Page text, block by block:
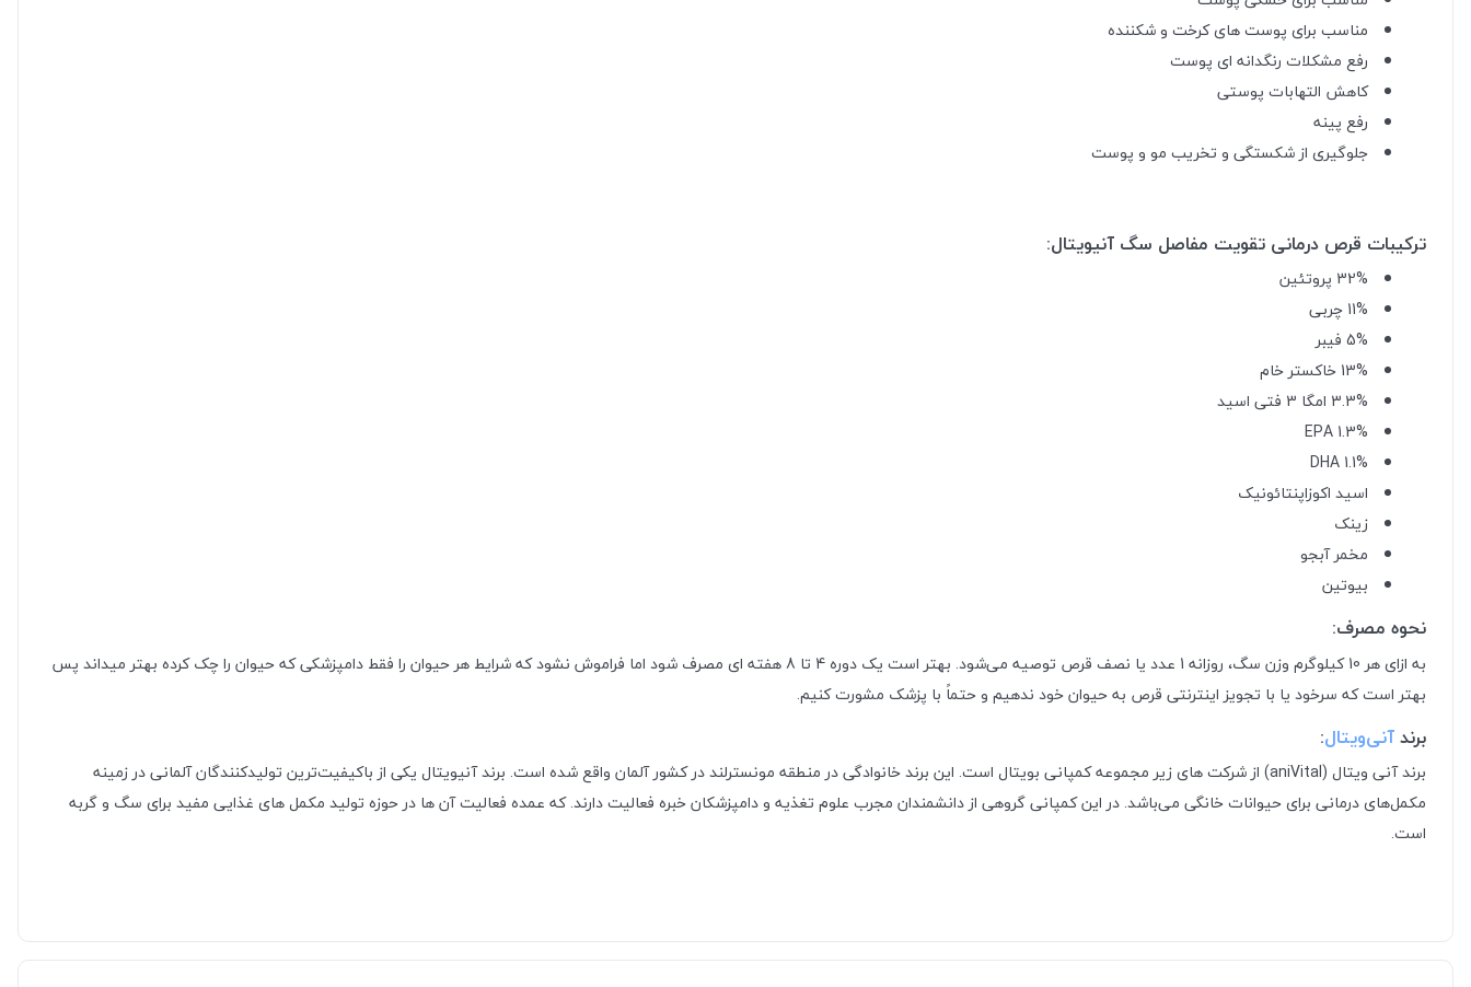
مناسب برای پوست های کرخت و شکننده
رفع مشکلات رنگدانه ای پوست
کاهش التهابات پوستی
رفع پینه
جلوگیری از شکستگی و تخریب مو و پوست
ترکیبات قرص درمانی تقویت مفاصل سگ آنیویتال:
32% پروتئین
11% چربی
5% فیبر
13% خاکستر خام
3.3% امگا 3 فتی اسید
1.3% EPA
1.1% DHA
اسید اکوزاپنتائونیک
زینک
مخمر آبجو
بیوتین
نحوه مصرف:
به ازای هر 10 کیلوگرم وزن سگ، روزانه 1 عدد یا نصف قرص توصیه می‌شود. بهتر است یک دوره 4 تا 8 هفته ای مصرف شود اما فراموش نشود که شرایط هر حیوان را فقط دامپزشکی که حیوان را چک کرده بهتر میداند پس
بهتر است که سرخود یا با تجویز اینترنتی قرص به حیوان خود ندهیم و حتماً با پزشک مشورت کنیم.
برندآنی‌ویتال:
برند آنی ویتال (aniVital) از شرکت های زیر مجموعه كمپانی بویتال است. اين برند خانوادگی در منطقه مونسترلند در كشور آلمان واقع شده است. برند آنیویتال يكی از باكيفيت‌ترين توليدكنندگان آلمانی در زمينه
مکمل‌های درمانی برای حيوانات خانگی می‌باشد. در اين كمپانی گروهی از دانشمندان مجرب علوم تغذيه و دامپزشكان خبره فعالیت دارند. که عمده فعاليت آن ها در حوزه توليد مكمل های غذايی مفيد برای سگ و گربه
است.